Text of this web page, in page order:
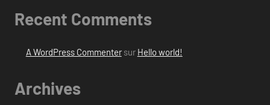
Recent Comments
A WordPress Commentersur Hello world!
Archives